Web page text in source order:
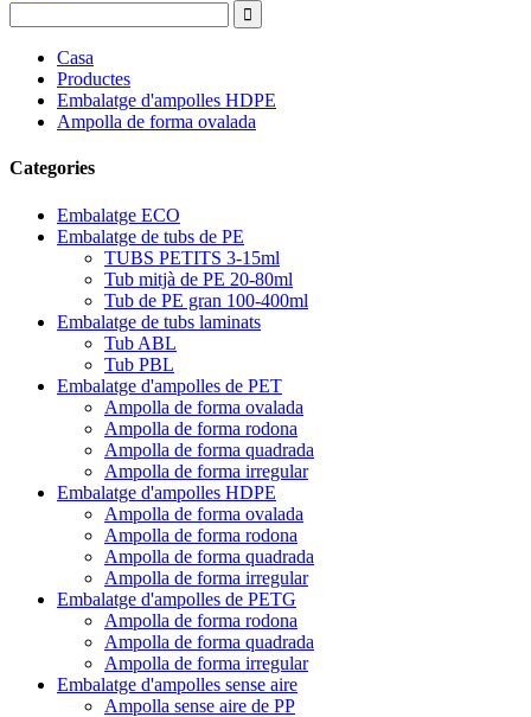
Casa
Productes
Embalatge d'ampolles HDPE
Ampolla de forma ovalada
Categories
Embalatge ECO
Embalatge de tubs de PE
TUBS PETITS 3-15ml
Tub mitjà de PE 20-80ml
Tub de PE gran 100-400ml
Embalatge de tubs laminats
Tub ABL
Tub PBL
Embalatge d'ampolles de PET
Ampolla de forma ovalada
Ampolla de forma rodona
Ampolla de forma quadrada
Ampolla de forma irregular
Embalatge d'ampolles HDPE
Ampolla de forma ovalada
Ampolla de forma rodona
Ampolla de forma quadrada
Ampolla de forma irregular
Embalatge d'ampolles de PETG
Ampolla de forma rodona
Ampolla de forma quadrada
Ampolla de forma irregular
Embalatge d'ampolles sense aire
Ampolla sense aire de PP